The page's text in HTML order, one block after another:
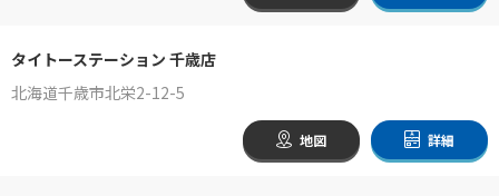
タイトーステーション 千歳店
北海道千歳市北栄2-12-5
地図 詳細